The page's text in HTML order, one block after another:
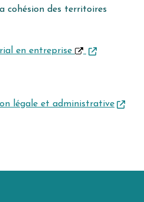
cohésion des territoires
en entreprise
légale et administrative